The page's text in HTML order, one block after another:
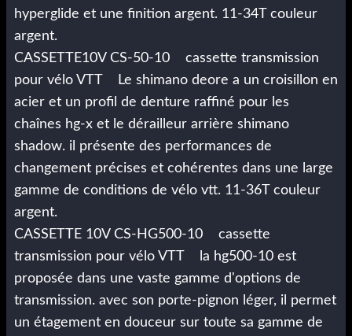
hyperglide et une finition argent. 11-34T couleur
argent.
CASSETTE10V CS-50-10 cassette transmission
pour vélo VTT Le shimano deore a un croisillon en
acier et un profil de denture raffiné pour les
chaînes hg-x et le dérailleur arrière shimano
shadow. il présente des performances de
changement précises et cohérentes dans une large
gamme de conditions de vélo vtt. 11-36T couleur
argent.
CASSETTE 10V CS-HG500-10 cassette
transmission pour vélo VTT la hg500-10 est
proposée dans une vaste gamme d'options de
transmission. avec son porte-pignon léger, il permet
un étagement en douceur sur toute sa gamme de